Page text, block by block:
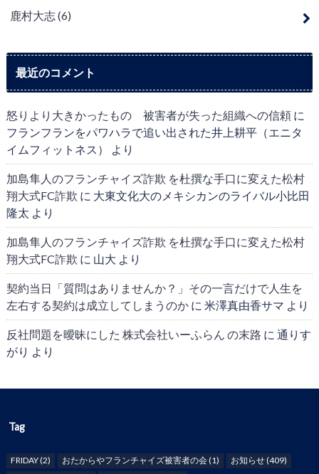
鹿村大志(6)
最近のコメント
怒りより大きかったもの 被害者が失った組織への信頼に
フランフランをパワハラで追い出された井上耕平（エニタ
イムフィットネス）
より
加島隼人のフランチャイズ詐欺 を杜撰な手口に変えた松村
翔大式FC詐欺 に 大東文化大のメキシカンのライバル小比田
隆太 より
加島隼人のフランチャイズ詐欺 を杜撰な手口に変えた松村
翔大式FC詐欺 に 山大 より
契約当日「質問はありませんか？」その一言だけで人生を
左右する契約は成立してしまうのかに 米澤真由香サマ より
反社問題を曖昧にした 株式会社いーふらん の末路 に 通りす
がり より
Tag
FRIDAY(2) おたからやフランチャイズ被害者の会(1) お知らせ(409)